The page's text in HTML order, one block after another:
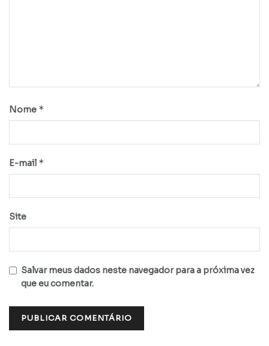
Nome *
E-mail *
Site
Salvar meus dados neste navegador para a próxima vez
que eu comentar.